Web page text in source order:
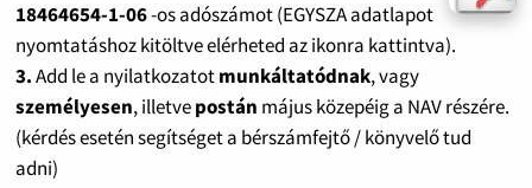
18464654-1-06-os adószámot (EGYSZA adatlapot
nyomtatáshoz kitöltve elérheted az ikonra kattintva).
3.Add le a nyilatkozatotmunkáltatódnak, vagy
személyesen, illetvepostán május közepéig a NAV részére.
(kérdés esetén segítséget a bérszámfejtő / könyvelő tud
adni)